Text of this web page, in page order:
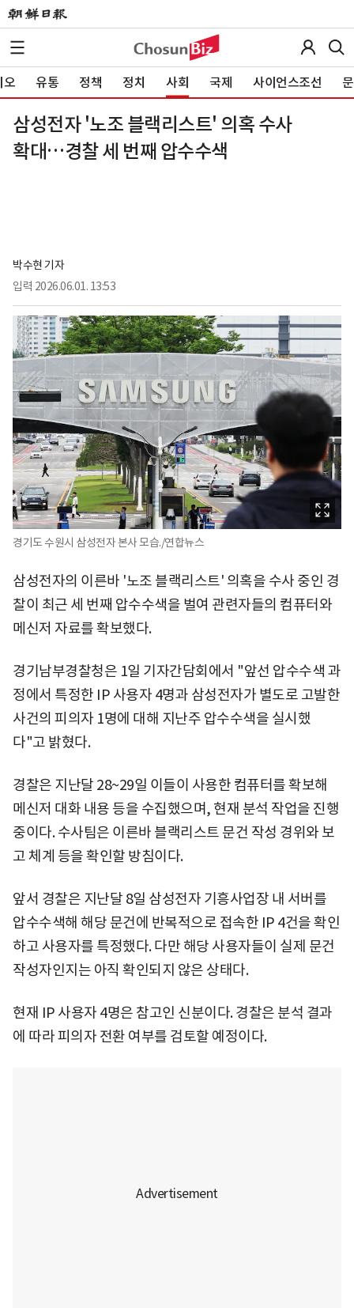
오 유통 정책 정치 사회 국제 사이언스조선
삼성전자 '노조 블랙리스트' 의혹 수사
확대…경찰 세 번째 압수수색
박수현 기자
입력 2026.06.01. 13:53
경기도 수원시 삼성전자 본사 모습./연합뉴스
삼성전자의 이른바 '노조 블랙리스트' 의혹을 수사 중인 경
찰이 최근 세 번째 압수수색을 벌여 관련자들의 컴퓨터와
메신저 자료를 확보했다.
경기남부경찰청은 1일 기자간담회에서 "앞선 압수수색 과
정에서 특정한 IP 사용자 4명과 삼성전자가 별도로 고발한
사건의 피의자 1명에 대해 지난주 압수수색을 실시했
다"고 밝혔다.
경찰은 지난달 28~29일 이들이 사용한 컴퓨터를 확보해
메신저 대화 내용 등을 수집했으며, 현재 분석 작업을 진행
중이다. 수사팀은 이른바 블랙리스트 문건 작성 경위와 보
고 체계 등을 확인할 방침이다.
앞서 경찰은 지난달 8일 삼성전자 기흥사업장 내 서버를
압수수색해 해당 문건에 반복적으로 접속한 IP 4건을 확인
하고 사용자를 특정했다. 다만 해당 사용자들이 실제 문건
작성자인지는 아직 확인되지 않은 상태다.
현재 IP 사용자 4명은 참고인 신분이다. 경찰은 분석 결과
에 따라 피의자 전환 여부를 검토할 예정이다.